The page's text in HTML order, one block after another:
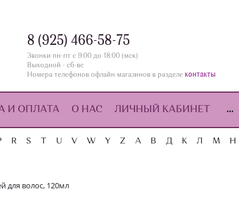
8 (925) 466-58-75
Звонки пн-пт с 9:00 до 18:00 (мск)
Выходной - сб-вс
Номера телефонов офлайн магазинов в разделе контакты
И ОПЛАТА О НАС ЛИЧНЫЙ КАБИНЕТ ...
R S U V W Y Z А В Д К Л М Н
для волос, 120мл